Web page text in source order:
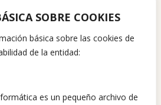
SOBRE COOKIES
básica sobre las cookies de
de la entidad:
es un pequeño archivo de